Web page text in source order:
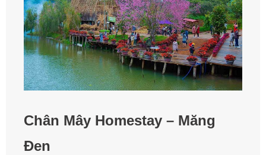
Chân Mây Homestay – Măng
Đen